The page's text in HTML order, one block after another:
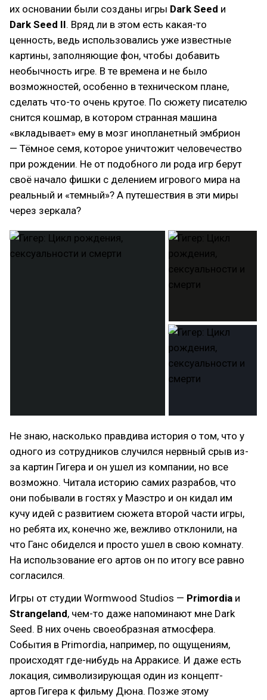
их основании были созданы игры Dark Seed и
Dark Seed II. Вряд ли в этом есть какая-то
ценность, ведь использовались уже известные
картины, заполняющие фон, чтобы добавить
необычность игре. В те времена и не было
возможностей, особенно в техническом плане,
сделать что-то очень крутое. По сюжету писателю
снится кошмар, в котором странная машина
«вкладывает» ему в мозг инопланетный эмбрион
— Тёмное семя, которое уничтожит человечество
при рождении. Не от подобного ли рода игр берут
своё начало фишки с делением игрового мира на
реальный и «темный»? А путешествия в эти миры
через зеркала?
Не знаю, насколько правдива история о том, что у
одного из сотрудников случился нервный срыв из-
за картин Гигера и он ушел из компании, но все
возможно. Читала историю самих разрабов, что
они побывали в гостях у Маэстро и он кидал им
кучу идей с развитием сюжета второй части игры,
но ребята их, конечно же, вежливо отклонили, на
что Ганс обиделся и просто ушел в свою комнату.
На использование его артов он по итогу все равно
согласился.
Игры от студии Wormwood Studios — Primordia и
Strangeland, чем-то даже напоминают мне Dark
Seed. В них очень своеобразная атмосфера.
События в Primordia, например, по ощущениям,
происходят где-нибудь на Арракисе. И даже есть
локация, символизирующая один из концепт-
артов Гигера к фильму Дюна. Позже этому